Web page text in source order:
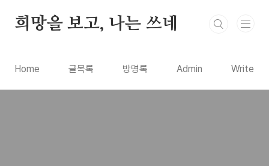
희망을 보고, 나는 쓰네
Home 글목록 방명록 Admin Write